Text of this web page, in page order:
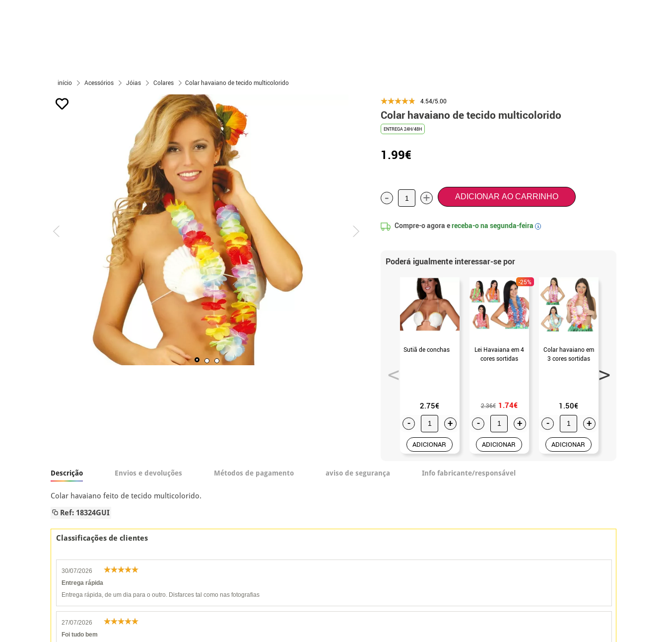
início Acessórios Jóias Colares Colar havaiano de tecido multicolorido
4.54/5.00
Colar havaiano de tecido multicolorido
ENTREGA 24H/48H
1.99€
- + ADICIONAR AO CARRINHO
Compre-o agora ereceba-o na segunda-feira i
Poderá igualmente interessar-se por
Sutiã de conchas
2.75€
- +
ADICIONAR
-25%
Lei Havaiana em 4
cores sortidas
2.36€ 1.74€
- +
ADICIONAR
Colar havaiano em
3 cores sortidas
1.50€
- +
ADICIONAR
Descrição Envios e devoluções Métodos de pagamento aviso de segurança Info fabricante/responsável
Colar havaiano feito de tecido multicolorido.
Ref: 18324GUI
Classificações de clientes
30/07/2026
Entrega rápida
Entrega rápida, de um dia para o outro. Disfarces tal como nas fotografias
27/07/2026
Foi tudo bem